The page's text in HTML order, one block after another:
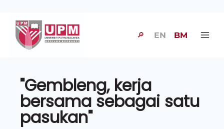
🔎 EN BM
"Gembleng, kerja
bersama sebagai satu
pasukan"